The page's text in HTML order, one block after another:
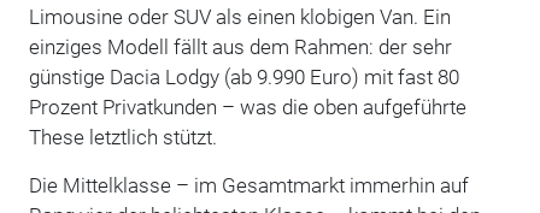
Limousine oder SUV als einen klobigen Van. Ein
einziges Modell fällt aus dem Rahmen: der sehr
günstige Dacia Lodgy (ab 9.990 Euro) mit fast 80
Prozent Privatkunden – was die oben aufgeführte
These letztlich stützt.
Die Mittelklasse – im Gesamtmarkt immerhin auf